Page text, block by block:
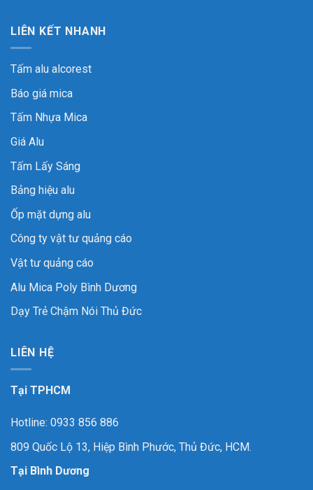
LIÊN KẾT NHANH
Tấm alu alcorest
Báo giá mica
Tấm Nhựa Mica
Giá Alu
Tấm Lấy Sáng
Bảng hiệu alu
Ốp mặt dựng alu
Công ty vật tư quảng cáo
Vật tư quảng cáo
Alu Mica Poly Bình Dương
Dạy Trẻ Chậm Nói Thủ Đức
LIÊN HỆ
Tại TPHCM
Hotline: 0933 856 886
809 Quốc Lộ 13, Hiệp Bình Phước, Thủ Đức, HCM.
Tại Bình Dương